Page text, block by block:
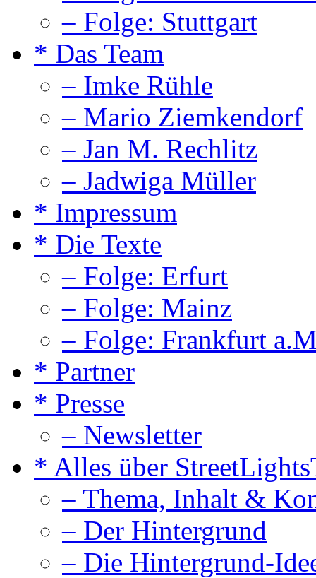
– Folge: Stuttgart
* Das Team
– Imke Rühle
– Mario Ziemkendorf
– Jan M. Rechlitz
– Jadwiga Müller
* Impressum
* Die Texte
– Folge: Erfurt
– Folge: Mainz
– Folge: Frankfurt
* Partner
* Presse
– Newsletter
* Alles über
– Thema, Inhalt &
– Der Hintergrund
– Die Hintergrund-